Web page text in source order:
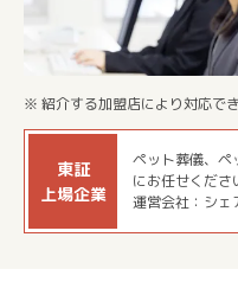
※ 紹介する加盟店により対応で
東証
上場企業
ペット葬儀、ペ
にお任せくださ
運営会社：シェ